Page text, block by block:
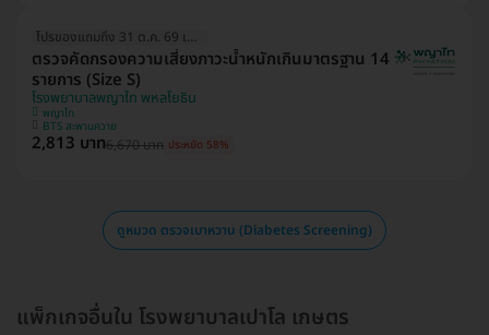
โปรของแถมถึง 31 ต.ค. 69 เท่านั้น!
ตรวจคัดกรองความเสี่ยงภาวะน้ำหนักเกินมาตรฐาน 14
รายการ (Size S)
โรงพยาบาลพญาไท พหลโยธิน
พญาไท
BTS สะพานควาย
2,813 บาท6,670 บาท ประหยัด 58%
ดูหมวด ตรวจเบาหวาน (Diabetes Screening)
แพ็กเกจอื่นใน โรงพยาบาลเปาโล เกษตร